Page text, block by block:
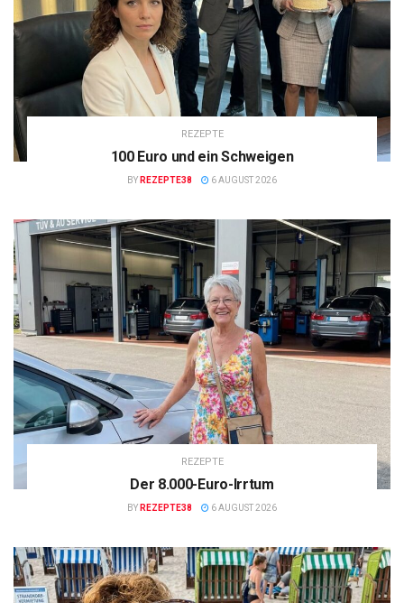
REZEPTE
100 Euro und ein Schweigen
BY REZEPTE38 6 AUGUST 2026
REZEPTE
Der 8.000-Euro-Irrtum
BY REZEPTE38 6 AUGUST 2026